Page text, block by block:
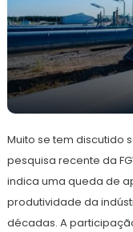
julho
de
Muito se tem discutido
pesquisa recente da
indica uma queda de
produtividade da
décadas. A